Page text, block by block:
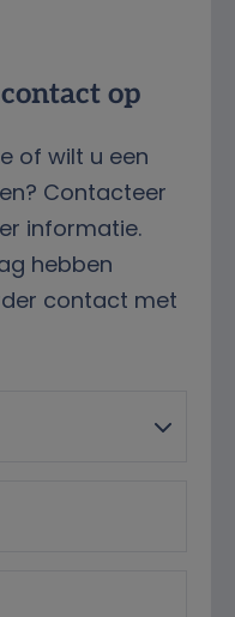
op
of wilt u een
Contacteer
informatie.
hebben
contact met